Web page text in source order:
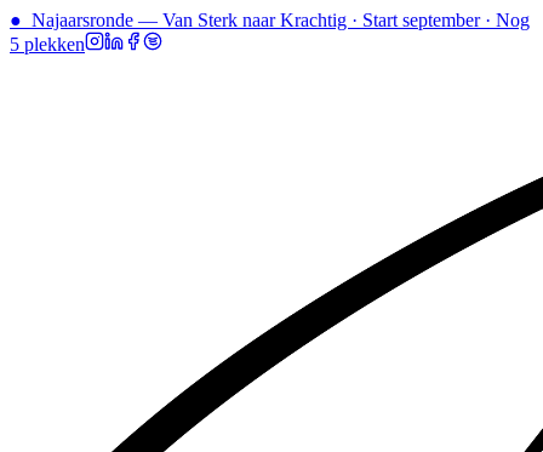
● Najaarsronde — Van Sterk naar Krachtig · Start september · Nog
5 plekken